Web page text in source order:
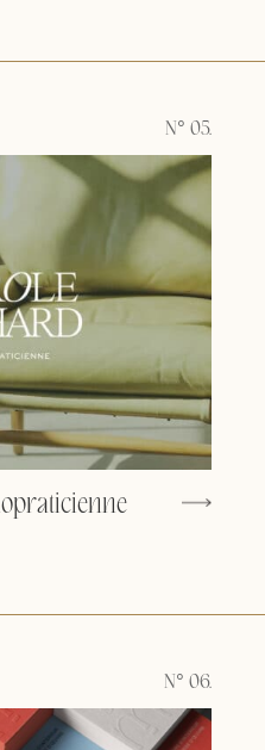
N° 05.
N° 06.